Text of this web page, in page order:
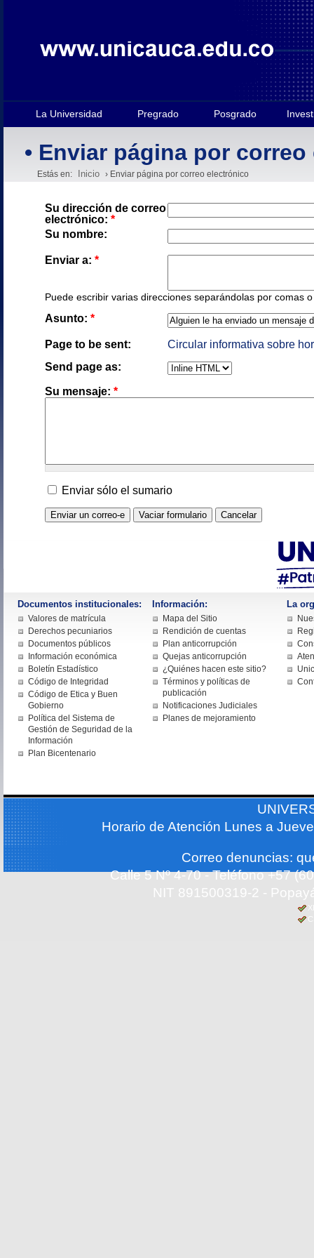
La Universidad Pregrado Posgrado
• Enviar página por
Estás en: Inicio › Enviar página por correo electrónico
Su dirección de correo
electrónico: *
Su nombre:
Enviar a: *
Puede escribir varias direcciones separándolas por comas
Asunto: *
Page to be sent:
Circular informativa sobre
Send page as:
Su mensaje: *
Enviar sólo el sumario
Documentos institucionales:
Valores de matrícula
Derechos pecuniarios
Documentos públicos
Información económica
Boletín Estadístico
Código de Integridad
Código de Etica y Buen
Gobierno
Política del Sistema de
Gestión de Seguridad de la
Información
Plan Bicentenario
Información:
Mapa del Sitio
Rendición de cuentas
Plan anticorrupción
Quejas anticorrupción
¿Quiénes hacen este sitio?
Términos y políticas de
publicación
Notificaciones Judiciales
Planes de mejoramiento
La
Horario de Atención Lunes a
Correo denuncias:
Calle 5 Nº 4-70 - Teléfono +57
NIT 891500319-2 -